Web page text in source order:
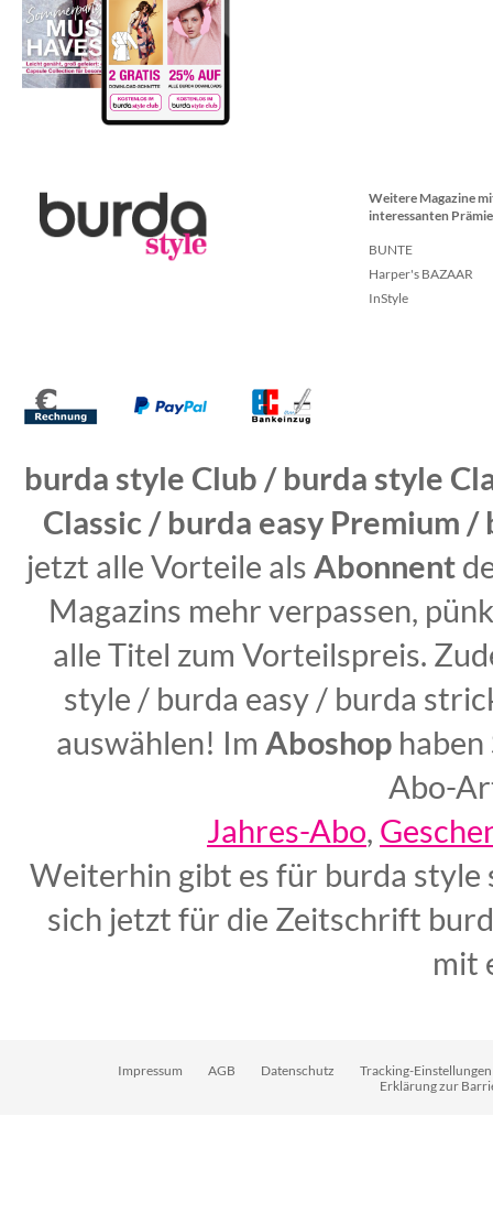
Weitere Magazine
interessanten
BUNTE
Harper's BAZAAR
InStyle
burda style Club / burda style
Classic / burda easy Premium
jetzt alle Vorteile als Abonnent
Magazins mehr verpassen,
alle Titel zum Vorteilspreis.
style / burda easy / burda
auswählen! Im Aboshop
Abo-
Jahres-Abo,
Weiterhin gibt es für burda style
sich jetzt für die Zeitschrift
mit
Impressum AGB Datenschutz
Tracking-Einstellungen
Erklärung zur